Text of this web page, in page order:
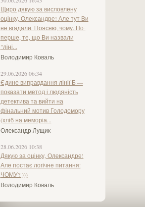
Щиро дякую за висловлену
оцінку, Олександре! Але тут Ви
не вгадали. Поясню, чому. По-
перше, те, що Ви назвали
"ліні...
Володимир Коваль
29.06.2026 06:34
Єдине виправдання лінії Б —
показати метод і людяність
детектива та вийти на
фінальний мотив Голодомору
(хліб на меморіа...
Олександр Лущик
28.06.2026 10:38
Дякую за оцінку, Олександре!
Але постає логічне питання:
ЧОМУ? )))
Володимир Коваль